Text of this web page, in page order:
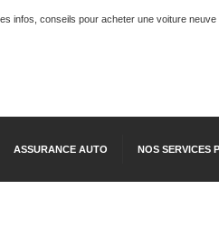
infos, conseils pour acheter une voiture
ASSURANCE AUTO NOS SERVICES